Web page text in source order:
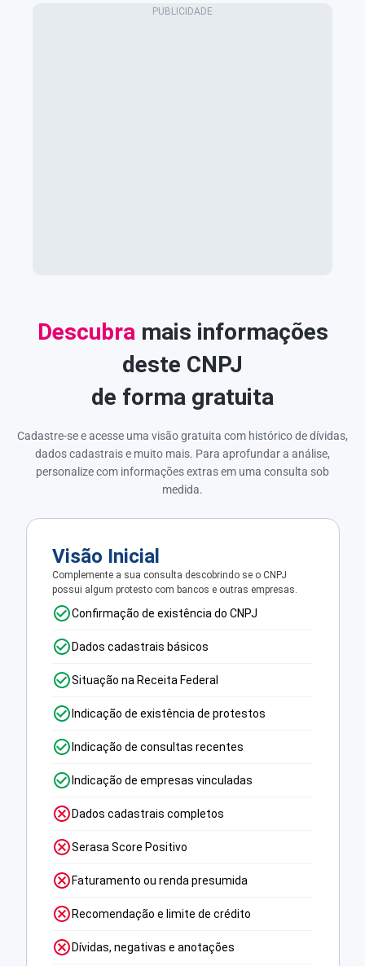
Descubramais informações
deste CNPJ
de forma gratuita
Cadastre-se e acesse uma visão gratuita com histórico de dívidas,
dados cadastrais e muito mais. Para aprofundar a análise,
personalize com informações extras em uma consulta sob
medida.
Visão Inicial
Complemente a sua consulta descobrindo se o CNPJ
possui algum protesto com bancos e outras empresas.
Confirmação de existência do CNPJ
Dados cadastrais básicos
Situação na Receita Federal
Indicação de existência de protestos
Indicação de consultas recentes
Indicação de empresas vinculadas
Dados cadastrais completos
Serasa Score Positivo
Faturamento ou renda presumida
Recomendação e limite de crédito
Dívidas, negativas e anotações